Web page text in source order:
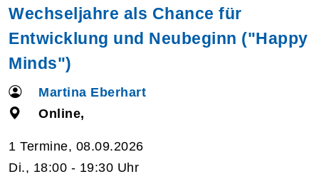
Wechseljahre als Chance für
Entwicklung und Neubeginn ("Happy
Minds")
Martina Eberhart
Online,
1 Termine, 08.09.2026
Di., 18:00 - 19:30 Uhr